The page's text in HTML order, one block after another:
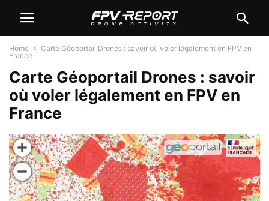
Home
Carte Géoportail Drones : savoir où voler légalement en FPV en
France
Carte Géoportail Drones : savoir
où voler légalement en FPV en
France